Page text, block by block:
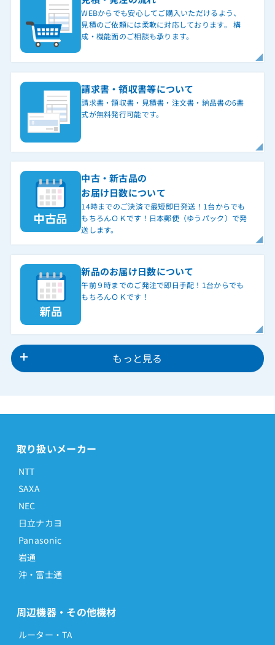
WEBからでも安心してご購入いただけるよう、
見積のご依頼には柔軟に対応しております。 構
成・機能面のご相談も承ります。
請求書・領収書等について
請求書・領収書・見積書・注文書・納品書の6書
式が無料発行可能です。
中古・新古品の
お届け日数について
14時までのご決済で最短即日発送！1台からでも
もちろんＯＫです！日本郵便（ゆうパック）で発
送します。
新品のお届け日数について
午前９時までのご発注で即日手配！1台からでも
もちろんＯＫです！
もっと見る
取り扱いメーカー
NTT
SAXA
NEC
日立ナカヨ
Panasonic
岩通
沖・富士通
周辺機器・その他機材
ルーター・TA